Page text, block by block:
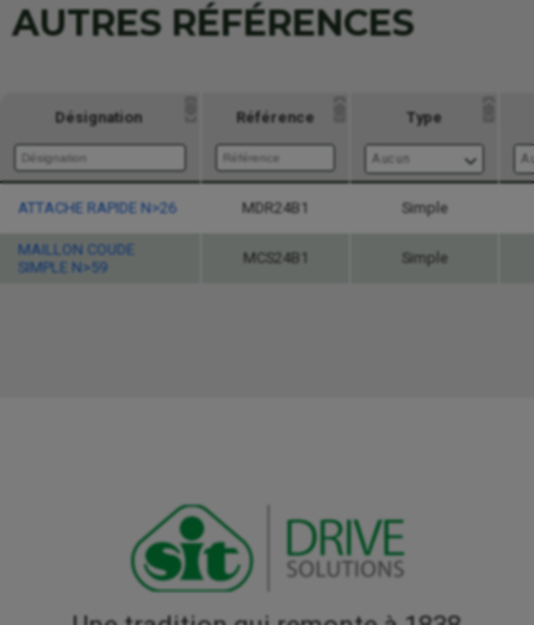
AUTRES RÉFÉRENCES
Désignation Référence Type
Aucun
Désignation Référence Type
ATTACHE RAPIDE N>26 MDR24B1 Simple
MAILLON COUDE
SIMPLE N>59
MCS24B1 Simple